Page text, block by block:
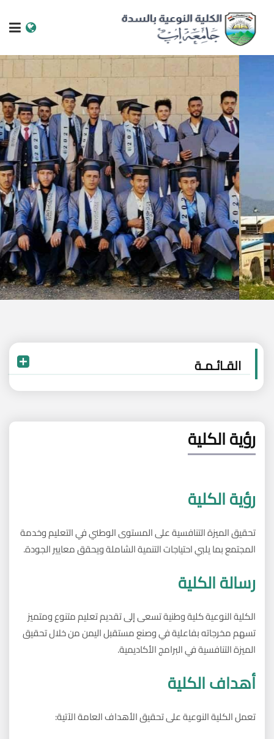
عن الجامعة
البرامج الاكاديمية
خدمات الطالب
الكليات والمراكز
النيابات والعمادات
البحث العلمي
القـائـمـة
رؤية الكلية
رؤية الكلية
تحقيق الميزة التنافسية على المستوى الوطني في التعليم وخدمة
المجتمع بما يلبي احتياجات التنمية الشاملة ويحقق معايير الجودة.
رسالة الكلية
الكلية النوعية كلية وطنية تسعى إلى تقديم تعليم متنوع ومتميز
تسهم مخرجاته بفاعلية في وصنع مستقبل اليمن من خلال تحقيق
الميزة التنافسية في البرامج الأكاديمية.
أهداف الكلية
تعمل الكلية النوعية على تحقيق الأهداف العامة الآتية: